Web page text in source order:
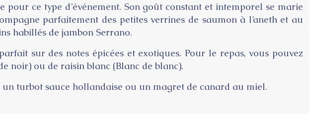
ce type d’événement. Son goût constant et intemporel se marie
parfaitement des petites verrines de saumon à l’aneth et au
habillés de jambon Serrano.
sur des notes épicées et exotiques. Pour le repas, vous pouvez
noir) ou de raisin blanc (Blanc de blanc).
turbot sauce hollandaise ou un magret de canard au miel.